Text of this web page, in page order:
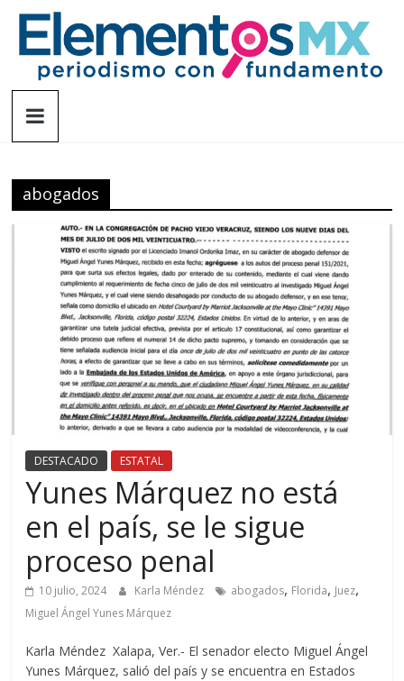
Saltar
contenido
Elementosmx
fundamento
abogados
DESTACADO ESTATAL
Yunes Márquez no está
en el país, se le sigue
proceso penal
10 julio, 2024 Karla Méndez abogados, Florida, Juez,
Miguel Ángel Yunes Márquez
Karla Méndez Xalapa, Ver.- El senador electo Miguel Ángel
Yunes Márquez, salió del país y se encuentra en Estados